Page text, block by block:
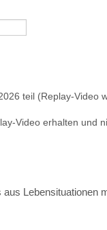
teil (Replay-Video
Video erhalten und
aus Lebensituationen